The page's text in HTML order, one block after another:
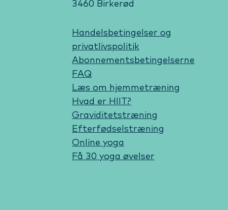
3460 Birkerød
Handelsbetingelser og
privatlivspolitik
Abonnementsbetingelserne
FAQ
Læs om hjemmetræning
Hvad er HIIT?
Graviditetstræning
Efterfødselstræning
Online yoga
Få 30 yoga øvelser